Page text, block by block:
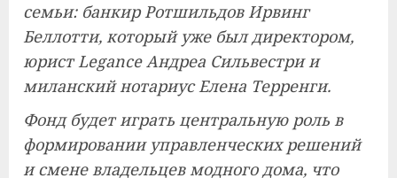
семьи: банкир Ротшильдов Ирвинг
Беллотти, который уже был директором,
юрист Legance Андреа Сильвестри и
миланский нотариус Елена Терренги.
Фонд будет играть центральную роль в
формировании управленческих решений
и смене владельцев модного дома, что